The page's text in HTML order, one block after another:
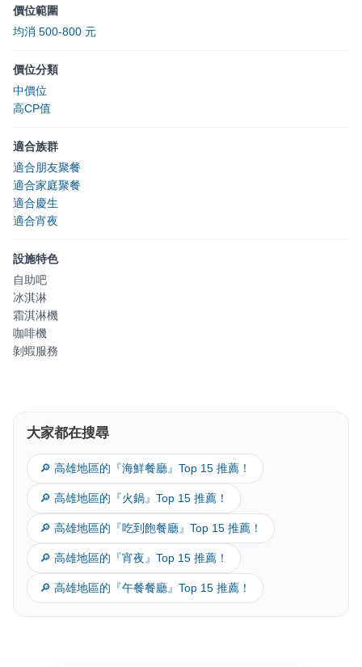
價位範圍
均消 500-800 元
價位分類
中價位
高CP值
適合族群
適合朋友聚餐
適合家庭聚餐
適合慶生
適合宵夜
設施特色
自助吧
冰淇淋
霜淇淋機
咖啡機
剝蝦服務
大家都在搜尋
🔎 高雄地區的『海鮮餐廳』Top 15 推薦！
🔎 高雄地區的『火鍋』Top 15 推薦！
🔎 高雄地區的『吃到飽餐廳』Top 15 推薦！
🔎 高雄地區的『宵夜』Top 15 推薦！
🔎 高雄地區的『午餐餐廳』Top 15 推薦！